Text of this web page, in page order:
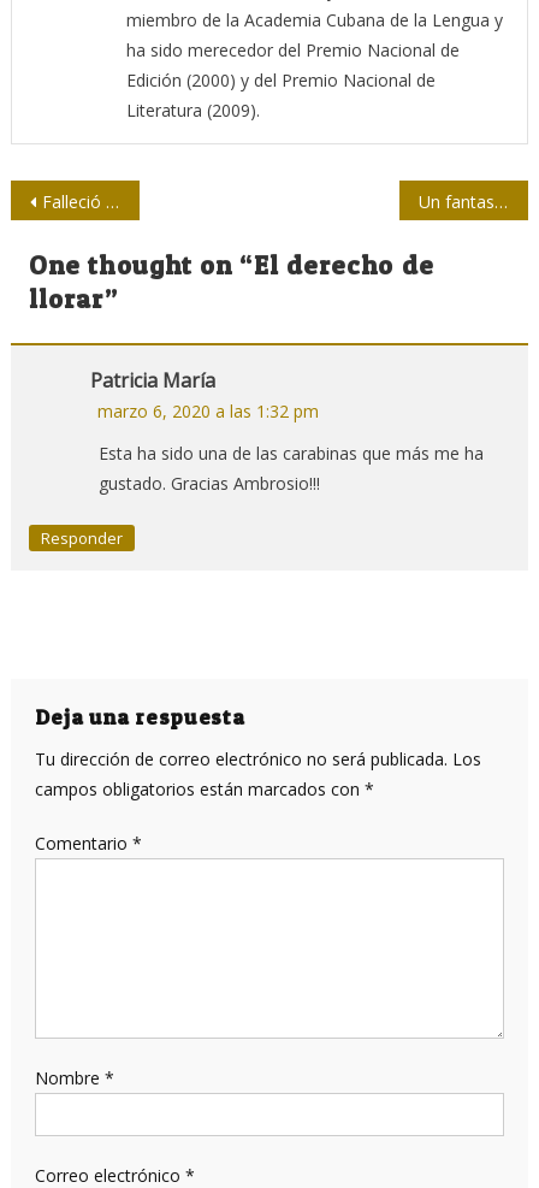
miembro de la Academia Cubana de la Lengua y
ha sido merecedor del Premio Nacional de
Edición (2000) y del Premio Nacional de
Literatura (2009).
Navegación
de
entradas
Falleció el periodista Juan Rodríguez Licea, fundador del periódico La Demajagua Un fantasma recorre Estados Unidos
One thought on “El derecho de
llorar”
Patricia María
marzo 6, 2020 a las 1:32 pm
Esta ha sido una de las carabinas que más me ha
gustado. Gracias Ambrosio!!!
Responder
Deja una respuesta
Tu dirección de correo electrónico no será publicada. Los
campos obligatorios están marcados con *
Comentario *
Nombre *
Correo electrónico *